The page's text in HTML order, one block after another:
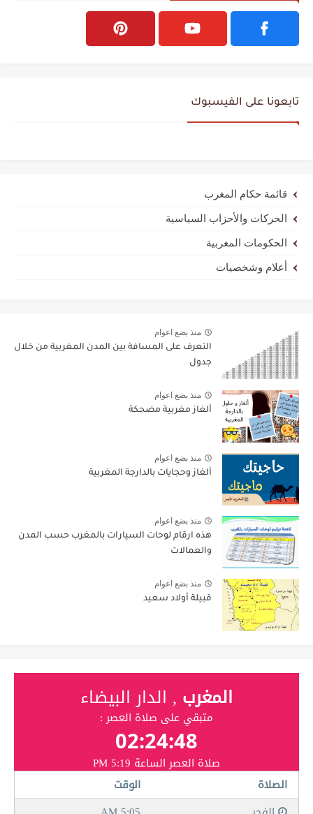
تابعونا على الفيسبوك
قائمة حكام المغرب
الحركات والأحزاب السياسية
الحكومات المغربية
أعلام وشخصيات
منذ بضع اعوام
التعرف على المسافة بين المدن المغربية من خلال
جدول
منذ بضع اعوام
ألغاز مغربية مضحكة
منذ بضع اعوام
ألغاز وحجايات بالدارجة المغربية
منذ بضع اعوام
هذه ارقام لوحات السيارات بالمغرب حسب المدن
والعمالات
منذ بضع اعوام
قبيلة أولاد سعيد